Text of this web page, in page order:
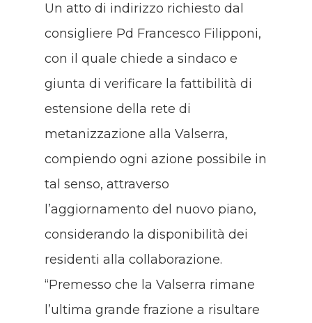
Un atto di indirizzo richiesto dal
consigliere Pd Francesco Filipponi,
con il quale chiede a sindaco e
giunta di verificare la fattibilità di
estensione della rete di
metanizzazione alla Valserra,
compiendo ogni azione possibile in
tal senso, attraverso
l’aggiornamento del nuovo piano,
considerando la disponibilità dei
residenti alla collaborazione.
“Premesso che la Valserra rimane
l’ultima grande frazione a risultare